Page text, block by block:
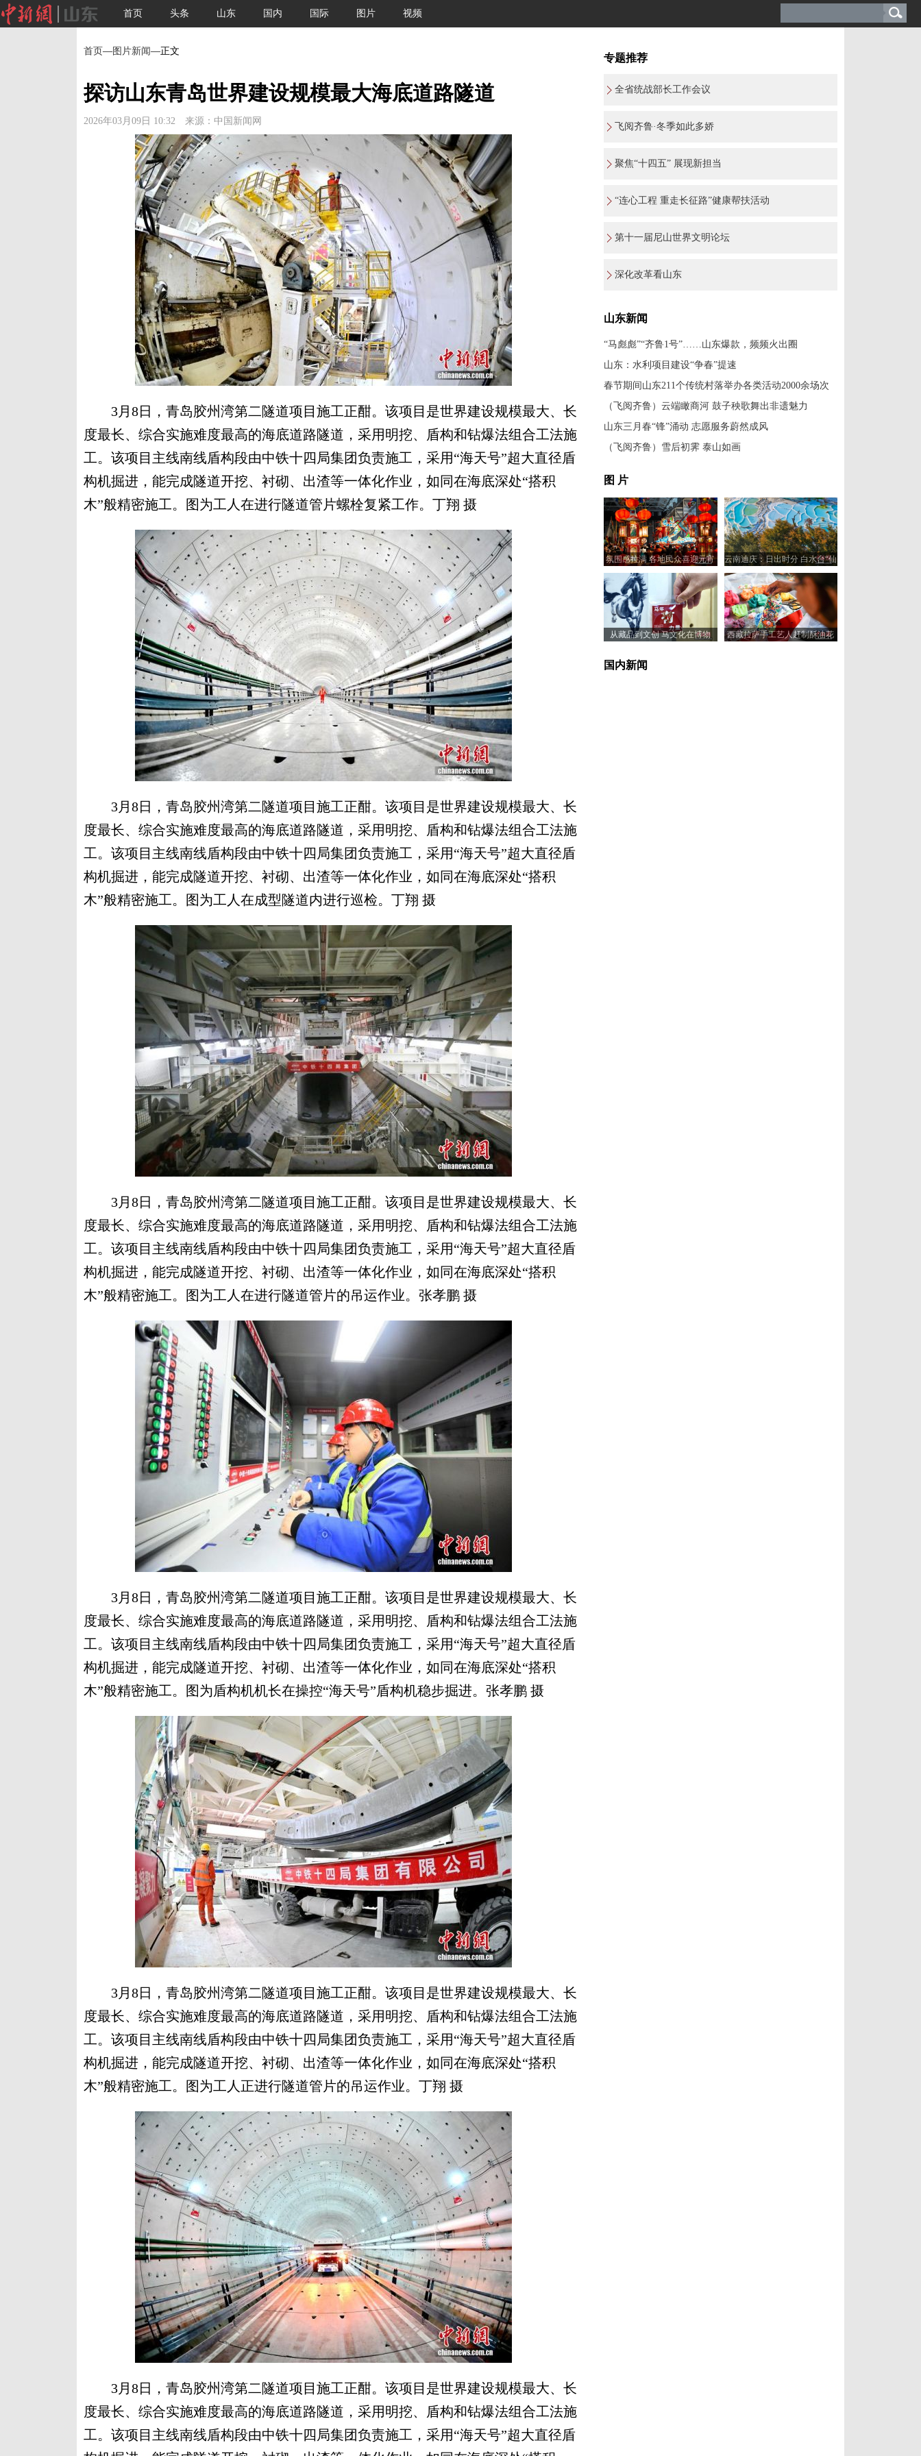
首页 头条 山东 国内 国际 图片 视频
首页—图片新闻—正文
探访山东青岛世界建设规模最大海底道路隧道
2026年03月09日 10:32 来源：中国新闻网
3月8日，青岛胶州湾第二隧道项目施工正酣。该项目是世界建设规模最大、长
度最长、综合实施难度最高的海底道路隧道，采用明挖、盾构和钻爆法组合工法施
工。该项目主线南线盾构段由中铁十四局集团负责施工，采用“海天号”超大直径盾
构机掘进，能完成隧道开挖、衬砌、出渣等一体化作业，如同在海底深处“搭积
木”般精密施工。图为工人在进行隧道管片螺栓复紧工作。丁翔 摄
3月8日，青岛胶州湾第二隧道项目施工正酣。该项目是世界建设规模最大、长
度最长、综合实施难度最高的海底道路隧道，采用明挖、盾构和钻爆法组合工法施
工。该项目主线南线盾构段由中铁十四局集团负责施工，采用“海天号”超大直径盾
构机掘进，能完成隧道开挖、衬砌、出渣等一体化作业，如同在海底深处“搭积
木”般精密施工。图为工人在成型隧道内进行巡检。丁翔 摄
3月8日，青岛胶州湾第二隧道项目施工正酣。该项目是世界建设规模最大、长
度最长、综合实施难度最高的海底道路隧道，采用明挖、盾构和钻爆法组合工法施
工。该项目主线南线盾构段由中铁十四局集团负责施工，采用“海天号”超大直径盾
构机掘进，能完成隧道开挖、衬砌、出渣等一体化作业，如同在海底深处“搭积
木”般精密施工。图为工人在进行隧道管片的吊运作业。张孝鹏 摄
3月8日，青岛胶州湾第二隧道项目施工正酣。该项目是世界建设规模最大、长
度最长、综合实施难度最高的海底道路隧道，采用明挖、盾构和钻爆法组合工法施
工。该项目主线南线盾构段由中铁十四局集团负责施工，采用“海天号”超大直径盾
构机掘进，能完成隧道开挖、衬砌、出渣等一体化作业，如同在海底深处“搭积
木”般精密施工。图为盾构机机长在操控“海天号”盾构机稳步掘进。张孝鹏 摄
3月8日，青岛胶州湾第二隧道项目施工正酣。该项目是世界建设规模最大、长
度最长、综合实施难度最高的海底道路隧道，采用明挖、盾构和钻爆法组合工法施
工。该项目主线南线盾构段由中铁十四局集团负责施工，采用“海天号”超大直径盾
构机掘进，能完成隧道开挖、衬砌、出渣等一体化作业，如同在海底深处“搭积
木”般精密施工。图为工人正进行隧道管片的吊运作业。丁翔 摄
3月8日，青岛胶州湾第二隧道项目施工正酣。该项目是世界建设规模最大、长
度最长、综合实施难度最高的海底道路隧道，采用明挖、盾构和钻爆法组合工法施
工。该项目主线南线盾构段由中铁十四局集团负责施工，采用“海天号”超大直径盾
专题推荐
全省统战部长工作会议
飞阅齐鲁·冬季如此多娇
聚焦“十四五” 展现新担当
“连心工程 重走长征路”健康帮扶活动
第十一届尼山世界文明论坛
深化改革看山东
山东新闻
“马彪彪”“齐鲁1号”……山东爆款，频频火出圈
山东：水利项目建设“争春”提速
春节期间山东211个传统村落举办各类活动2000余场次
（飞阅齐鲁）云端瞰商河 鼓子秧歌舞出非遗魅力
山东三月春“锋”涌动 志愿服务蔚然成风
（飞阅齐鲁）雪后初霁 泰山如画
图 片
氛围感拉满 各地民众喜迎元宵
佳节
云南迪庆：日出时分 白水台“仙
人遗田”染金边
从藏品到文创 马文化在博物
西藏拉萨手工艺人赶制酥油花
国内新闻